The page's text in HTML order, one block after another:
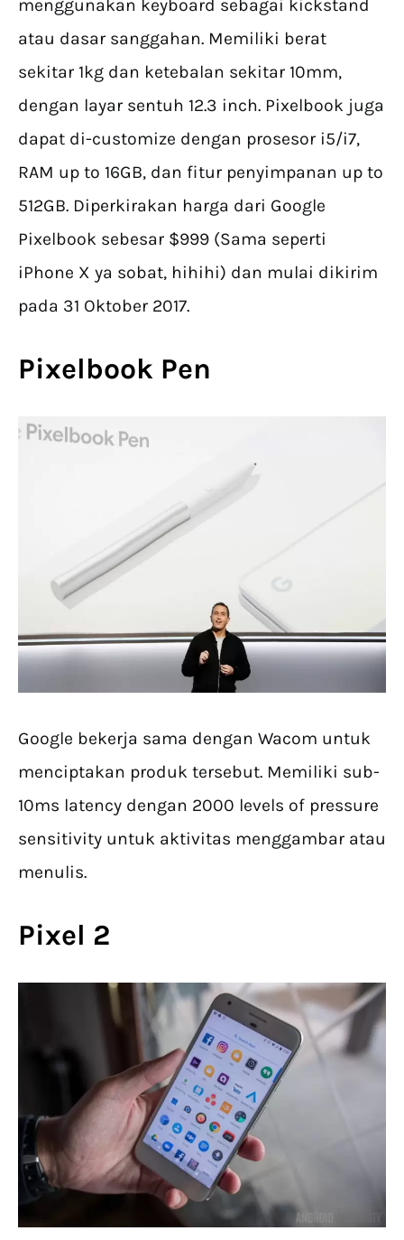
menggunakan keyboard sebagai kickstand
atau dasar sanggahan. Memiliki berat
sekitar 1kg dan ketebalan sekitar 10mm,
dengan layar sentuh 12.3 inch. Pixelbook juga
dapat di-customize dengan prosesor i5/i7,
RAM up to 16GB, dan fitur penyimpanan up to
512GB. Diperkirakan harga dari Google
Pixelbook sebesar $999 (Sama seperti
iPhone X ya sobat, hihihi) dan mulai dikirim
pada 31 Oktober 2017.
Pixelbook Pen
Google bekerja sama dengan Wacom untuk
menciptakan produk tersebut. Memiliki sub-
10ms latency dengan 2000 levels of pressure
sensitivity untuk aktivitas menggambar atau
menulis.
Pixel 2